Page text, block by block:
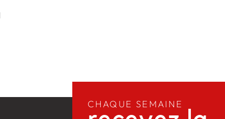
CHAQUE SEMAINE